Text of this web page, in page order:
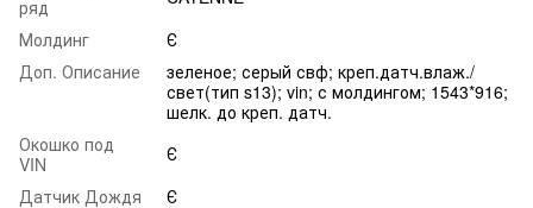
ряд
Молдинг
Є
Доп. Описание
зеленое; серый свф; креп.датч.влаж./
свет(тип s13); vin; с молдингом; 1543*916;
шелк. до креп. датч.
Окошко под
VIN
Є
Датчик Дождя
Є